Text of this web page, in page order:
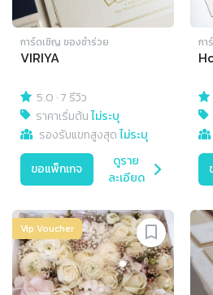
การ์ดเชิญ​ ของชำร่วย
VIRIYA
5.0 ·7 รีวิว
ราคาเริ่มต้นไม่ระบุ
รองรับแขกสูงสุดไม่ระบุ
ขอแพ็กเกจ
ดูราย
ละเอียด
กา
Vip Voucher